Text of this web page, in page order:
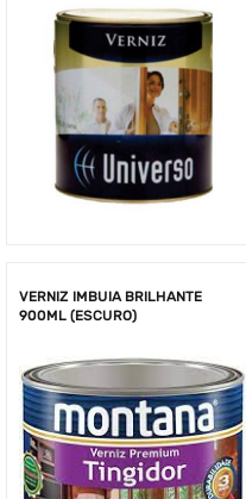
VERNIZ IMBUIA BRILHANTE
900ML (ESCURO)